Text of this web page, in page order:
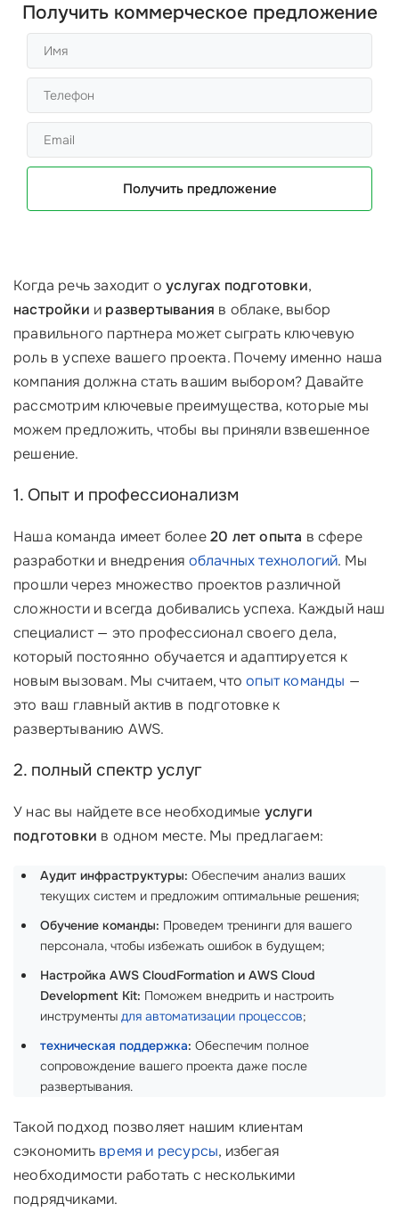
Получить коммерческое предложение
Получить предложение
Когда речь заходит оуслугах подготовки,
настройки и развертывания в облаке, выбор
правильного партнера может сыграть ключевую
роль в успехе вашего проекта. Почему именно наша
компания должна стать вашим выбором? Давайте
рассмотрим ключевые преимущества, которые мы
можем предложить, чтобы вы приняли взвешенное
решение.
1. Опыт и профессионализм
Наша команда имеет более20 лет опыта в сфере
разработки и внедрения облачных технологий. Мы
прошли через множество проектов различной
сложности и всегда добивались успеха. Каждый наш
специалист — это профессионал своего дела,
который постоянно обучается и адаптируется к
новым вызовам. Мы считаем, чтоопыт команды —
это ваш главный актив в подготовке к
развертыванию AWS.
2. полный спектр услуг
У нас вы найдете все необходимые услуги
подготовки в одном месте. Мы предлагаем:
Аудит инфраструктуры: Обеспечим анализ ваших
текущих систем и предложим оптимальные решения;
Обучение команды: Проведем тренинги для вашего
персонала, чтобы избежать ошибок в будущем;
Настройка AWS CloudFormation и AWS Cloud
Development Kit: Поможем внедрить и настроить
инструменты для автоматизации процессов;
техническая поддержка: Обеспечим полное
сопровождение вашего проекта даже после
развертывания.
Такой подход позволяет нашим клиентам
сэкономить время и ресурсы, избегая
необходимости работать с несколькими
подрядчиками.